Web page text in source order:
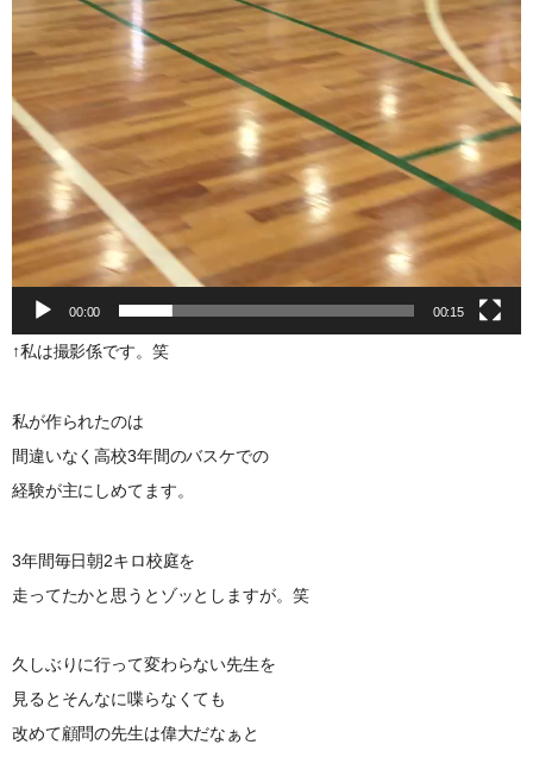
00:00 00:15
↑私は撮影係です。笑
私が作られたのは
間違いなく高校3年間のバスケでの
経験が主にしめてます。
3年間毎日朝2キロ校庭を
走ってたかと思うとゾッとしますが。笑
久しぶりに行って変わらない先生を
見るとそんなに喋らなくても
改めて顧問の先生は偉大だなぁと